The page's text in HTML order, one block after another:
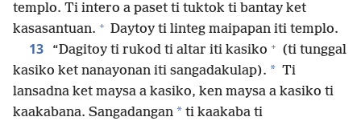
templo. Ti intero a paset ti tuktok ti bantay ket
kasasantuan. + Daytoy ti linteg maipapan iti templo.
13 “Dagitoy ti rukod ti altar iti kasiko + (ti tunggal
kasiko ket nanayonan iti sangadakulap). * Ti
lansadna ket maysa a kasiko, ken maysa a kasiko ti
kaakabana. Sangadangan * ti kaakaba ti